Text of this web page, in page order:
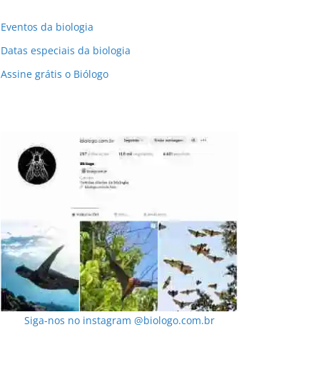
Eventos da biologia
Datas especiais da biologia
Assine grátis o Biólogo
Siga-nos no instagram @biologo.com.br